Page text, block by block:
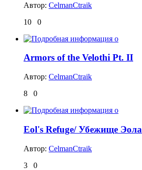
Автор: CelmanCtraik
10
0
Armors of the Velothi Pt. II
Автор: CelmanCtraik
8
0
Eol's Refuge/ Убежище Эола
Автор: CelmanCtraik
3
0